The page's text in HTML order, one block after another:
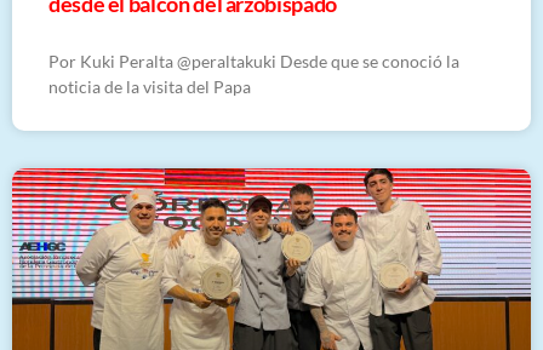
Por Kuki Peralta @peraltakuki Desde que se conoció la
noticia de la visita del Papa